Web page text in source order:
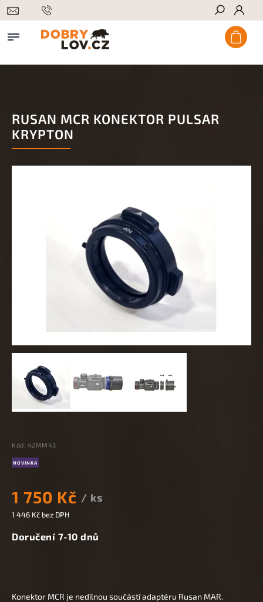
Hledat
RUSAN MCR KONEKTOR PULSAR
KRYPTON
Kód: 42MM43
NOVINKA
1 750 Kč / ks
1 446 Kč bez DPH
Doručení 7-10 dnů
Konektor MCR je nedílnou součástí adaptéru Rusan MAR.